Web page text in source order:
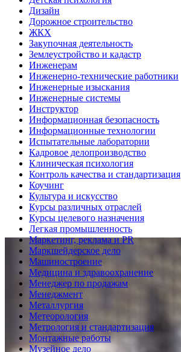
Дизайн
Дорожное строительство
ЖКХ
Закупочная деятельность
Землеустройство и кадастр
Инженерам
Инженерно-технические работники
Инженерные изыскания
Инженерные системы
Инструктор
Информационная безопасность
Информационные технологии
Испытательные лаборатории
Кадровое делопроизводство
Клиническая психология
Контроль качества и стандартизация
Коучинг
Культура и искусство
Курсы различных отраслей
Курсы целевого назначения
Легкая промышленность
Маркетинг, реклама и PR
Маркшейдерское дело
Машиностроение
Медицина и здравоохранение
Менеджер по продажам
Менеджмент
Металлургия
Метеорология
Метрология и стандартизация
Монтажные работы
Музейное дело